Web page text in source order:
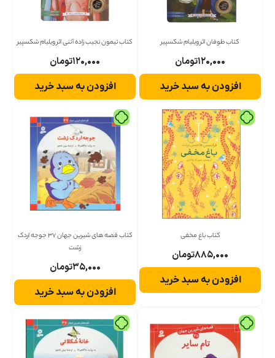
کتاب طوفان اثر ویلیام شکسپیر
۱۲۰,۰۰۰تومان
افزودن به سبد خرید
کتاب تیمون نجیب زاده آتنی اثر ویلیام شکسپیر
۱۲۰,۰۰۰تومان
افزودن به سبد خرید
کتاب باغ مخفی
۸۸۵,۰۰۰تومان
افزودن به سبد خرید
کتاب قصه های شیرین جهان 37 جوجه اردک
۳۵,۰۰۰تومان
افزودن به سبد خرید